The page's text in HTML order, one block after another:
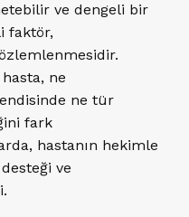
ve dengeli bir
faktör,
ne
ne tür
fark
hastanın hekimle
ve